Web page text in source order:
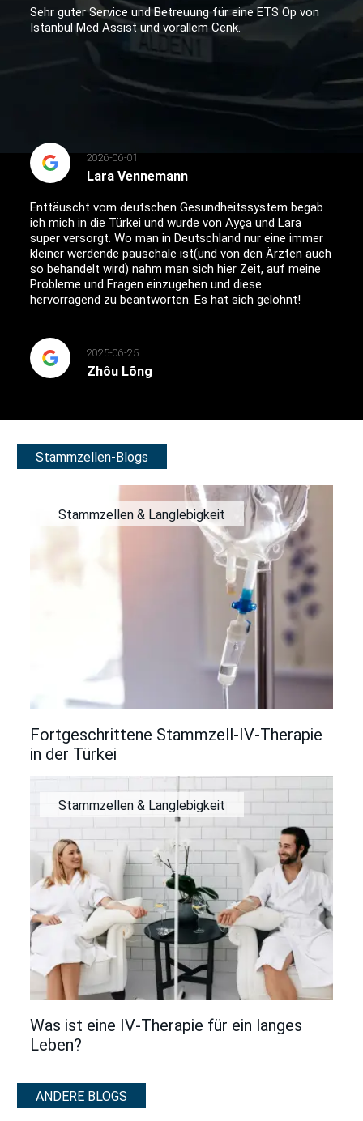
Sehr guter Service und Betreuung für eine ETS Op von
Istanbul Med Assist und vorallem Cenk.
2026-06-01
Lara Vennemann
Enttäuscht vom deutschen Gesundheitssystem begab
ich mich in die Türkei und wurde von Ayça und Lara
super versorgt. Wo man in Deutschland nur eine immer
kleiner werdende pauschale ist(und von den Ärzten auch
so behandelt wird) nahm man sich hier Zeit, auf meine
Probleme und Fragen einzugehen und diese
hervorragend zu beantworten. Es hat sich gelohnt!
2025-06-25
Zhôu Lõng
Stammzellen-Blogs
Fortgeschrittene Stammzell-IV-Therapie
in der Türkei
Stammzellen & Langlebigkeit
Was ist eine IV-Therapie für ein langes
Leben?
Stammzellen & Langlebigkeit
ANDERE BLOGS